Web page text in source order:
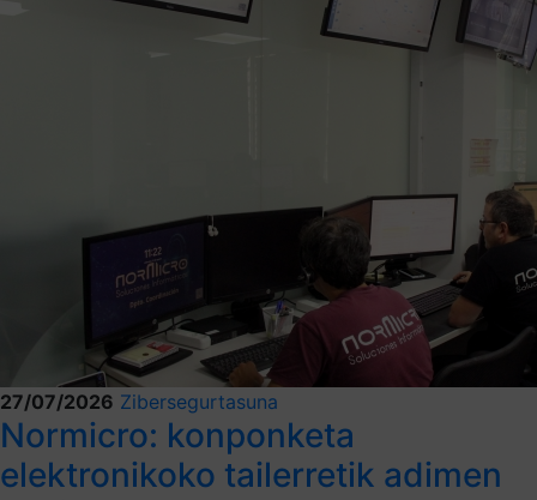
27/07/2026 Zibersegurtasuna
Normicro: konponketa
elektronikoko tailerretik adimen